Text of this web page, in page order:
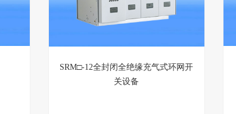
SRM□-12全封闭全绝缘充气式环网开
关设备